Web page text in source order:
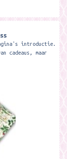
introductie.
cadeaus, maar